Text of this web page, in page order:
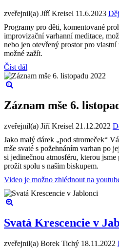
zveřejnil(a) Jiří Kreisel 11.6.2023
Programy pro děti, komentované
improvizační varhanní meditace,
nebo jen otevřený prostor pro
možné zažít.
Číst dál
Záznam mše 6.
zveřejnil(a) Jiří Kreisel 21.12.2022
Jako malý dárek „pod stromeček“
mše svaté s požehnáním varhan po
si jedinečnou atmosféru, kterou
prožít spolu s naším biskupem.
Video je možno zhlédnout na
Svatá Krescencie v
zveřejnil(a) Borek Tichý 18.11.2022